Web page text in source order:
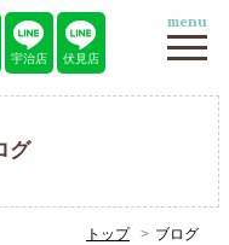
宇治店 伏見店
menu
グ
トップ ブログ